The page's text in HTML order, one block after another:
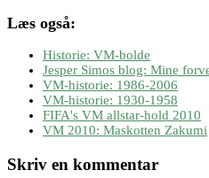
Læs også:
Historie: VM-bolde
Jesper Simos blog: Mine
VM-historie: 1986-2006
VM-historie: 1930-1958
FIFA's VM allstar-hold 2010
VM 2010: Maskotten Zakumi
Skriv en kommentar